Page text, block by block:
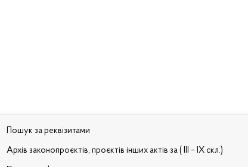
Пошук за реквізитами
Архів законопроєктів, проєктів інших актів за ( III – IX скл.)